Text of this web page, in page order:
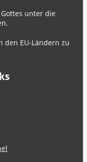
unter die
den EU-Ländern zu